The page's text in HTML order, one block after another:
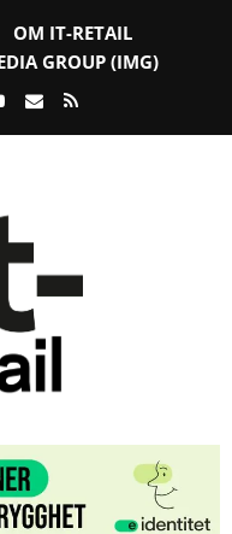
OM IT-RETAIL
GROUP (IMG)